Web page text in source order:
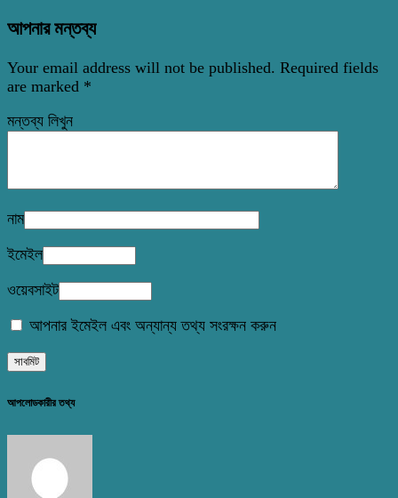
আপনার মন্তব্য
Your email address will not be published. Required fields
are marked *
মন্তব্য লিখুন
নাম
ইমেইল
ওয়েবসাইট
আপনার ইমেইল এবং অন্যান্য তথ্য সংরক্ষন করুন
আপলোডকারীর তথ্য